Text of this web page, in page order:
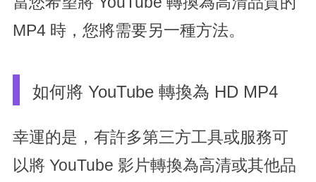
MP4 時，您將需要另一種方法。
如何將 YouTube 轉換為 HD MP4
幸運的是，有許多第三方工具或服務可
以將 YouTube 影片轉換為高清或其他品